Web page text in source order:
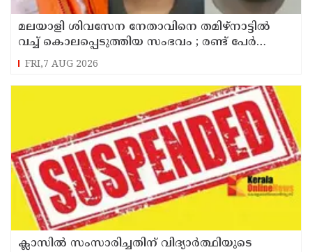
മലയാളി ശിവസേന നേതാവിനെ തമിഴ്നാട്ടിൽ
വച്ച് കൊലപ്പെടുത്തിയ സംഭവം ; രണ്ട് പേർ
പിടിയിൽ
FRI,7 AUG 2026
ക്ലാസിൽ സംസാരിച്ചതിന് വിദ്യാര്‍ത്ഥിയുടെ